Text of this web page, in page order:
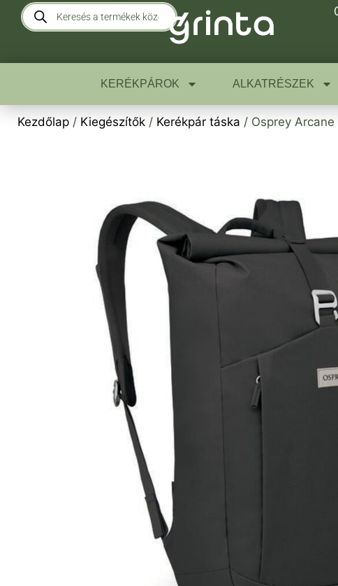
KERÉKPÁROK ALKATRÉSZEK
Kezdőlap / Kiegészítők / Kerékpár táska / Osprey